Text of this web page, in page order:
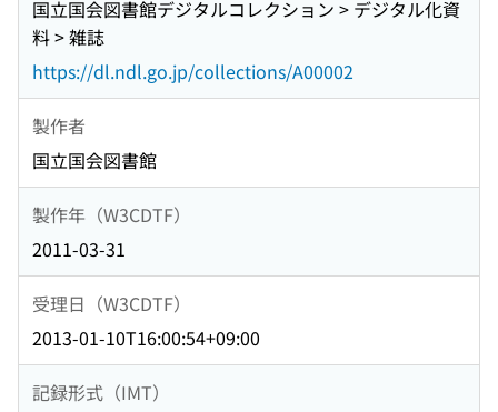
国立国会図書館デジタルコレクション > デジタル化資
料 > 雑誌
https://dl.ndl.go.jp/collections/A00002
製作者
国立国会図書館
製作年（W3CDTF）
2011-03-31
受理日（W3CDTF）
2013-01-10T16:00:54+09:00
記録形式（IMT）